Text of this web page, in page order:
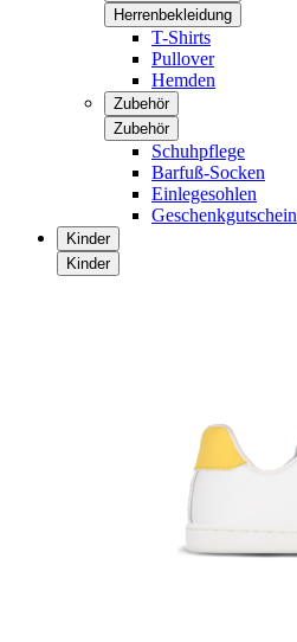
Herrenbekleidung
T-Shirts
Pullover
Hemden
Zubehör
Zubehör
Schuhpflege
Barfuß-Socken
Einlegesohlen
Geschenkgutschein
Kinder
Kinder